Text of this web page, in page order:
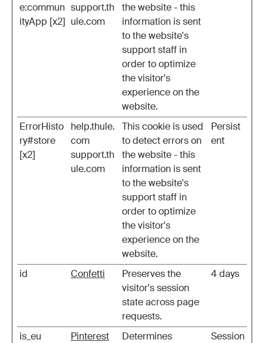
e:commun
ityApp [x2]
support.th
ule.com
the website - this
information is sent
to the website's
support staff in
order to optimize
the visitor's
experience on the
website.
ErrorHisto
ry#store
[x2]
help.thule.
com
support.th
ule.com
This cookie is used
to detect errors on
the website - this
information is sent
to the website's
support staff in
order to optimize
the visitor's
experience on the
website.
Persist
ent
id Confetti
Preserves the
visitor's session
state across page
requests.
4 days
is_eu Pinterest
Determines
Session